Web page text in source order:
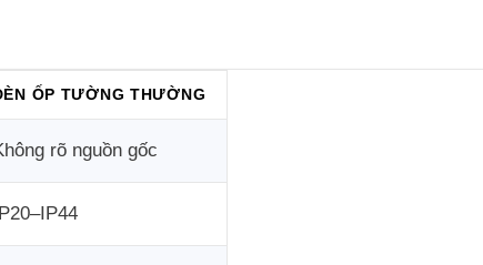
ỐP TƯỜNG THƯỜNG
rõ nguồn gốc
IP20–IP44